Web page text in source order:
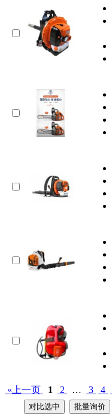
«上一页 1 2 … 3 4